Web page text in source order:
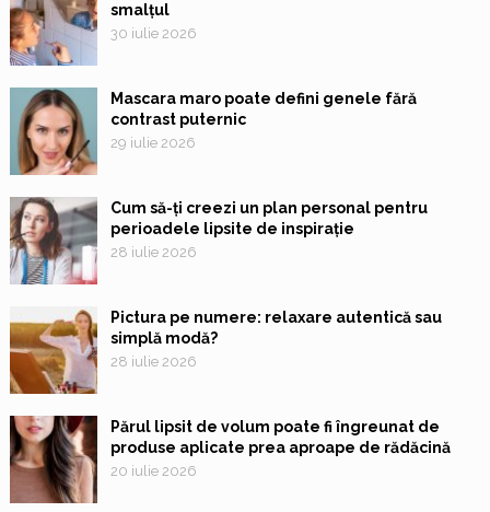
smalțul
30 iulie 2026
Mascara maro poate defini genele fără
contrast puternic
29 iulie 2026
Cum să-ți creezi un plan personal pentru
perioadele lipsite de inspirație
28 iulie 2026
Pictura pe numere: relaxare autentică sau
simplă modă?
28 iulie 2026
Părul lipsit de volum poate fi îngreunat de
produse aplicate prea aproape de rădăcină
20 iulie 2026